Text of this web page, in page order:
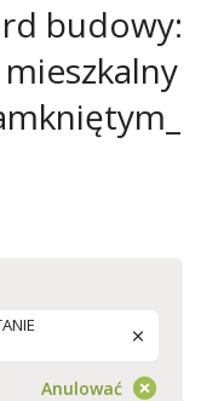
budowy:
Anulować